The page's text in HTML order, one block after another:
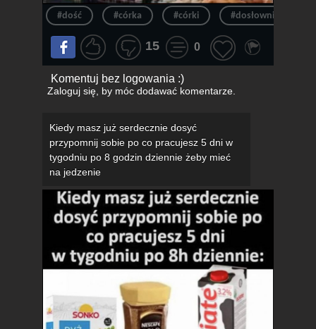
#dość #córka #córki #dosłownie
15 0
Komentuj bez logowania :)
Zaloguj się, by móc dodawać komentarze.
Kiedy masz już serdecznie dosyć
przypomnij sobie po co pracujesz 5 dni w
tygodniu po 8 godzin dziennie żeby mieć
na jedzenie